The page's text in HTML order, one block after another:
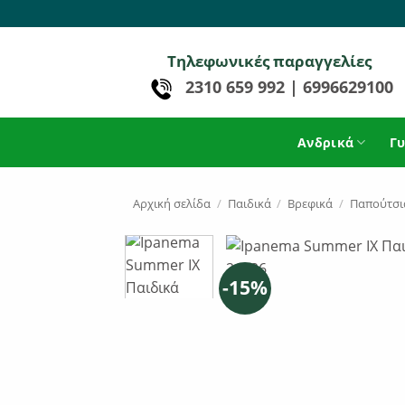
στο
Τηλεφωνικές παραγγελίες
2310 659 992 | 6996629100
Ανδρικά
Αρχική σελίδα / Παιδικά / Βρεφικά /
-15%